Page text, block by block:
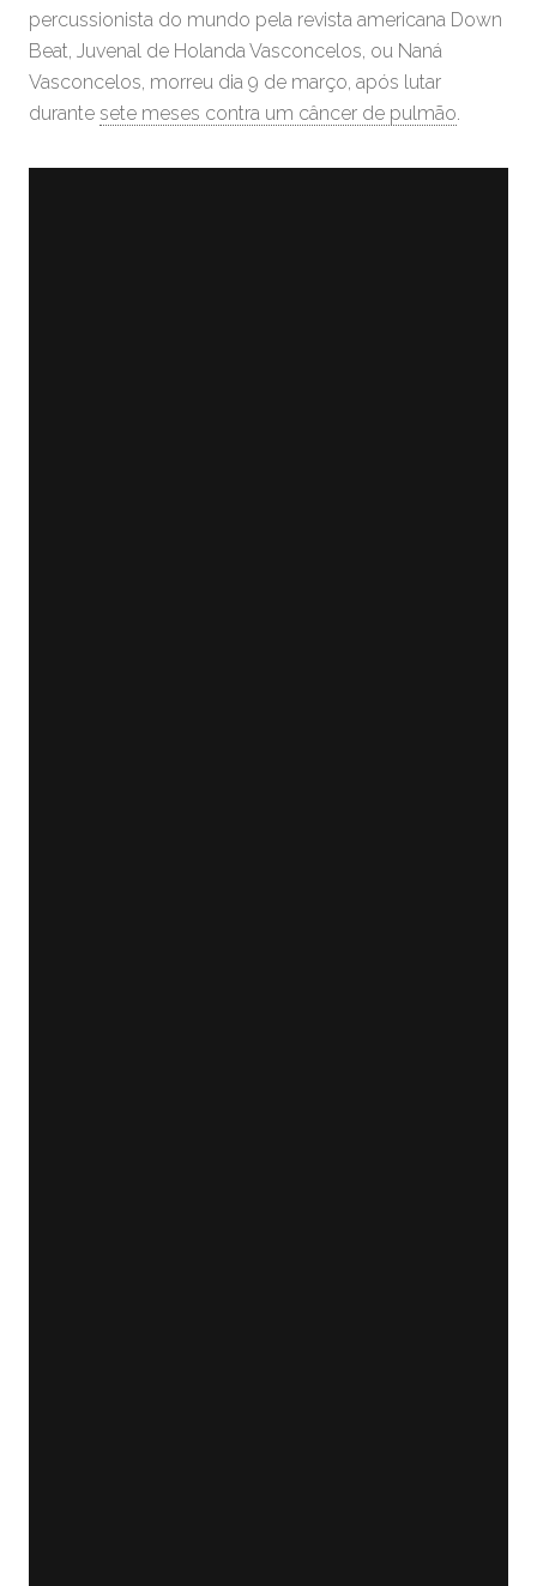
percussionista do mundo pela revista americana Down
Beat, Juvenal de Holanda Vasconcelos, ou Naná
Vasconcelos, morreu dia 9 de março, após lutar
durante sete meses contra um câncer de pulmão.